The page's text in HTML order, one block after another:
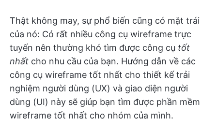
Thật không may, sự phổ biến cũng có mặt trái
của nó: Có rất nhiều công cụ wireframe trực
tuyến nên thường khó tìm được công cụ tốt
nhất cho nhu cầu của bạn. Hướng dẫn về các
công cụ wireframe tốt nhất cho thiết kế trải
nghiệm người dùng (UX) và giao diện người
dùng (UI) này sẽ giúp bạn tìm được phần mềm
wireframe tốt nhất cho nhóm của mình.